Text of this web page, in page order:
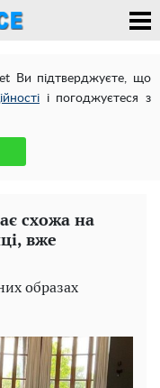
Ви підтверджуєте, що
і погоджуєтеся з
схожа на
вже
образах